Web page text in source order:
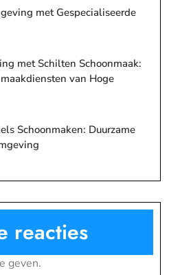
met Gespecialiseerde
met Schilten Schoonmaak:
van Hoge
Schoonmaken: Duurzame
reacties
geven.